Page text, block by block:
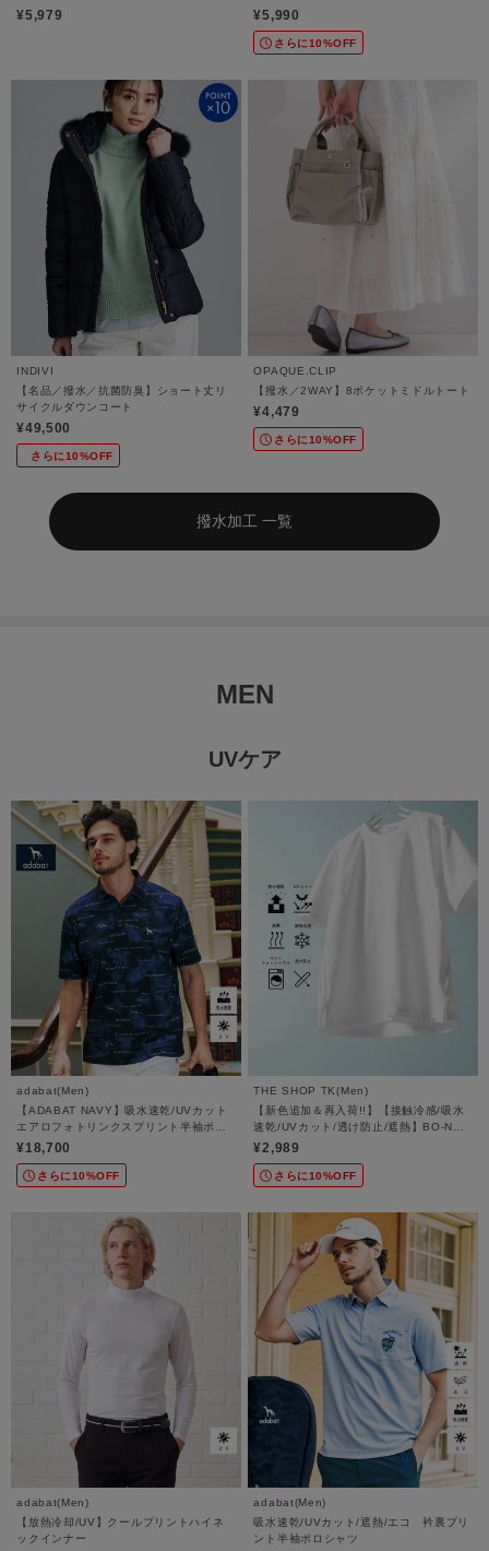
／洗濯機OK》
¥5,979 ¥5,990
さらに10%OFF
INDIVI
【名品／撥水／抗菌防臭】ショート丈リ
サイクルダウンコート
¥49,500
さらに10%OFF
OPAQUE.CLIP
【撥水／2WAY】8ポケットミドルトート
¥4,479
さらに10%OFF
撥水加工 一覧
MEN
UVケア
adabat(Men)
【ADABAT NAVY】吸水速乾/UVカット
エアロフォトリンクスプリント半袖ポロ
シャツ
¥18,700
さらに10%OFF
THE SHOP TK(Men)
【新色追加＆再入荷!!】【接触冷感/吸水
速乾/UVカット/透け防止/遮熱】BO-NO
TEE/ボーノTシャツ
¥2,989
さらに10%OFF
adabat(Men)
【放熱冷却/UV】クールプリントハイネ
ックインナー
adabat(Men)
吸水速乾/UVカット/遮熱/エコ 衿裏プリ
ント半袖ポロシャツ